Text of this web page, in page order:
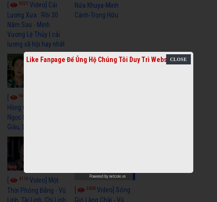
6325 Video] Cải
Lương Xưa : Rồi 30
Năm Sau - Minh
Vương Lệ Thủy | cải
lương xã hội hay nhất
Nửa Khuya-Minh
Cảnh-Trọng Hữu
9059
Hồng Cài Áo - Vũ Linh,
Ngọc Huyền, Ngọc
Giàu, Diệp Lang
4110 Video] Một
Thời Phóng Đãng - Vũ
Linh, Tài Linh, Chí Linh
3658Video] Sóng
Gió Làng Chài - Vũ
Like Fanpage Để Ủng Hộ Chúng Tôi Duy Trì Website
Powered by netcore.vn